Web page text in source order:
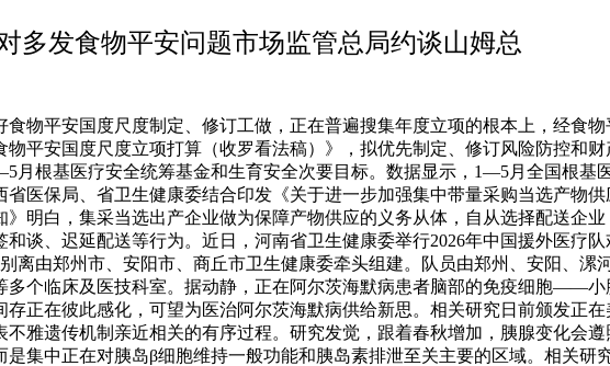
多发食物平安问题市场监管总局约谈山姆总
平安国度尺度制定、修订工做，正在普遍搜集年度立项的根本上，经食物
平安国度尺度立项打算（收罗看法稿）》，拟优先制定、修订风险防控和
月根基医疗安全统筹基金和生育安全次要目标。数据显示，1—5月全国根基
医保局、省卫生健康委结合印发《关于进一步加强集中带量采购当选产物
明白，集采当选出产企业做为保障产物供应的义务从体，自从选择配送企
谈、迟延配送等行为。近日，河南省卫生健康委举行2026年中国援外医疗
离由郑州市、安阳市、商丘市卫生健康委牵头组建。队员由郑州、安阳、漯
个临床及医技科室。据动静，正在阿尔茨海默病患者脑部的免疫细胞——
正在彼此感化，可望为医治阿尔茨海默病供给新思。相关研究日前颁发正
雅遗传机制亲近相关的有序过程。研究发觉，跟着春秋增加，胰腺变化会
集中正在对胰岛β细胞维持一般功能和胰岛素排泄至关主要的区域。相关研